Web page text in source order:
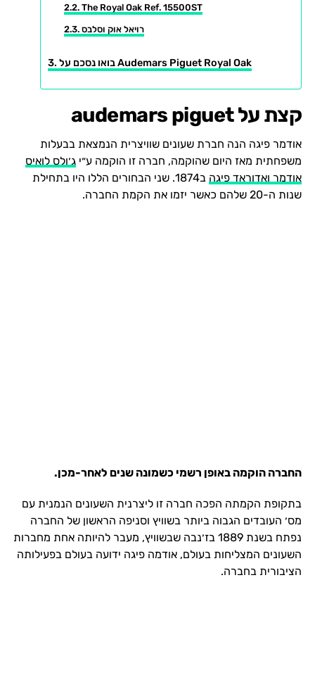
The Royal Oak Ref. 15500ST
רויאל אוק וסלבס
בואו נסכם על Audemars Piguet Royal Oak
קצת על audemars piguet
אודמר פיגה הנה חברת שעונים שוויצרית הנמצאת בבעלות
משפחתית מאז היום שהוקמה, חברה זו הוקמה ע״י ג׳ולס לואיס
אודמר ואדוראד פיגה
ב1874. שני הבחורים הללו היו בתחילת
שנות ה-20 שלהם כאשר יזמו את הקמת החברה.
החברה הוקמה באופן רשמי כשמונה שנים לאחר-מכן.
בתקופת הקמתה הפכה חברה זו ליצרנית השעונים הנמנית עם
מס׳ העובדים הגבוה ביותר בשוויץ וסניפה הראשון של החברה
נפתח בשנת 1889 בז׳נבה שבשוויץ, מעבר להיותה אחת מחברות
השעונים המצליחות בעולם, אודמה פיגה ידועה בעולם בפעילותה
הציבורית בחברה.